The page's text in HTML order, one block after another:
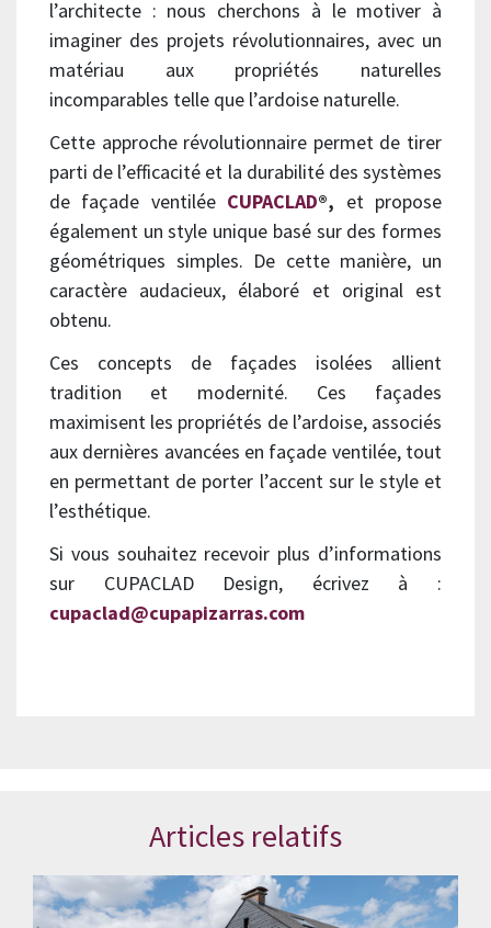
l’architecte : nous cherchons à le motiver à
imaginer des projets révolutionnaires, avec un
matériau aux propriétés naturelles
incomparables telle que l’ardoise naturelle.
Cette approche révolutionnaire permet de tirer
parti de l’efficacité et la durabilité des systèmes
de façade ventilée CUPACLAD®, et propose
également un style unique basé sur des formes
géométriques simples. De cette manière, un
caractère audacieux, élaboré et original est
obtenu.
Ces concepts de façades isolées allient
tradition et modernité. Ces façades
maximisent les propriétés de l’ardoise, associés
aux dernières avancées en façade ventilée, tout
en permettant de porter l’accent sur le style et
l’esthétique.
Si vous souhaitez recevoir plus d’informations
sur CUPACLAD Design, écrivez à :
cupaclad@cupapizarras.com
Articles relatifs